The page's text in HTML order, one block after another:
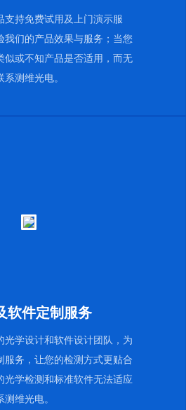
支持免费试用及上门演示服
我们的产品效果与服务；当您
似或不知产品是否适用，而无
测维光电。
软件定制服务
光学设计和软件设计团队，为
服务，让您的检测方式更贴合
光学检测和标准软件无法适应
维光电。